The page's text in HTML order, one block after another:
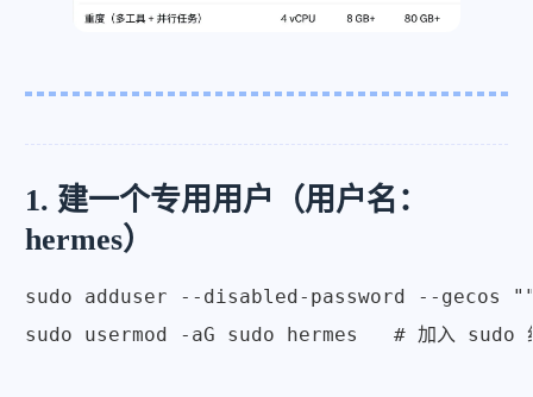
1. 建一个专用用户（用户名：
hermes）
sudo adduser --disabled-password --gecos
sudo usermod -aG sudo hermes   # 加入 sudo